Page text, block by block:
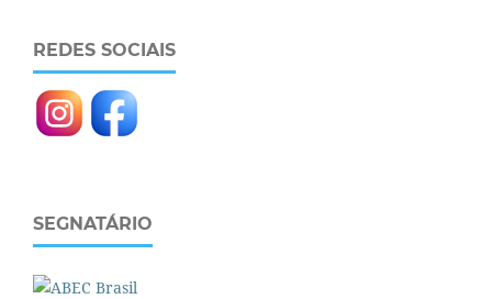
REDES SOCIAIS
SEGNATÁRIO